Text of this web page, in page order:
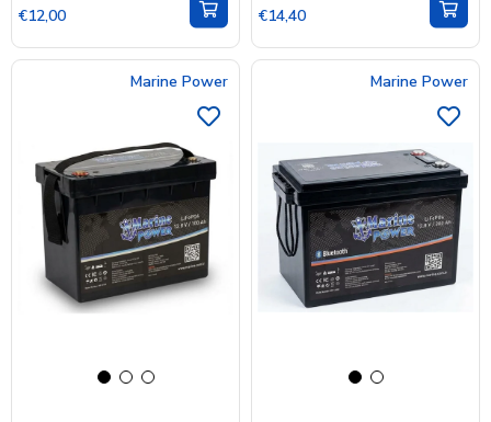
€12,00 €14,40
Marine Power Marine Power